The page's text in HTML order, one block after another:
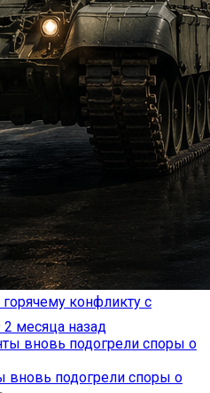
конфликту с
2 месяца назад
вновь подогрели споры о